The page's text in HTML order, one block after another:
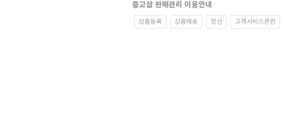
중고샵 판매관리 이용안내
상품등록 상품배송 정산 고객서비스관련